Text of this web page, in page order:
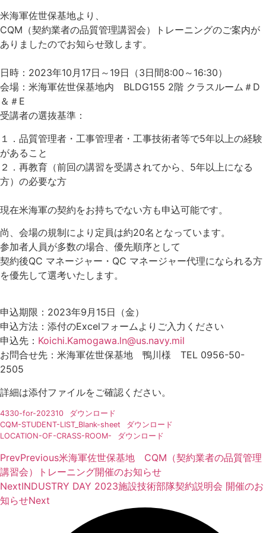
米海軍佐世保基地より、
CQM（契約業者の品質管理講習会）トレーニングのご案内が
ありましたのでお知らせ致します。
日時：2023年10月17日～19日（3日間8:00～16:30）
会場：米海軍佐世保基地内 BLDG155 2階 クラスルーム＃D
＆＃E
受講者の選抜基準：
１．品質管理者・工事管理者・工事技術者等で5年以上の経験
があること
２．再教育（前回の講習を受講されてから、5年以上になる
方）の必要な方
現在米海軍の契約をお持ちでない方も申込可能です。
尚、会場の規制により定員は約20名となっています。
参加者人員が多数の場合、優先順序として
契約後QC マネージャー・QC マネージャー代理になられる方
を優先して選考いたします。
申込期限：2023年9月15日（金）
申込方法：添付のExcelフォームよりご入力ください
申込先： Koichi.Kamogawa.ln@us.navy.mil
お問合せ先：米海軍佐世保基地 鴨川様 TEL 0956-50-
2505
詳細は添付ファイルをご確認ください。
4330-for-202310
ダウンロード
CQM-STUDENT-LIST_Blank-sheet
ダウンロード
LOCATION-OF-CRASS-ROOM-
ダウンロード
PrevPrevious米海軍佐世保基地 CQM（契約業者の品質管理
講習会）トレーニング開催のお知らせ
NextINDUSTRY DAY 2023施設技術部隊契約説明会 開催のお
知らせNext